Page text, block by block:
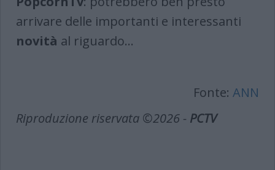
arrivare delle importanti e interessanti
novità al riguardo...
Fonte: ANN
Riproduzione riservata ©2026 - PCTV